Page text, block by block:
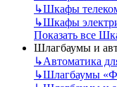
↳Шкафы
↳Шкафы
Показать все
Шлагбаумы и
↳Автоматика
↳Шлагбаумы